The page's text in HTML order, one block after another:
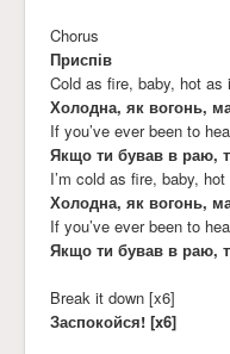
Chorus
Приспів
Cold as fire, baby, hot as
Холодна, як вогонь,
If you’ve ever been to
Якщо ти бував в раю,
I’m cold as fire, baby,
Холодна, як вогонь,
If you’ve ever been to
Якщо ти бував в раю,
Break it down [x6]
Заспокойся! [x6]